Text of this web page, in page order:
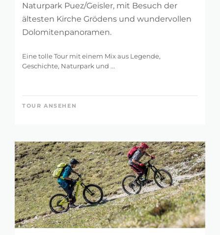
Naturpark Puez/Geisler, mit Besuch der
ältesten Kirche Grödens und wundervollen
Dolomitenpanoramen.
Eine tolle Tour mit einem Mix aus Legende,
Geschichte, Naturpark und ...
TOUR ANSEHEN